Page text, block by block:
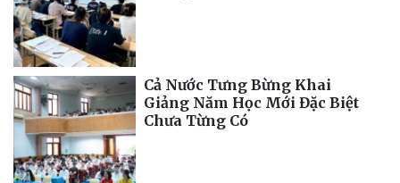
Cả Nước Tưng Bừng Khai
Giảng Năm Học Mới Đặc Biệt
Chưa Từng Có